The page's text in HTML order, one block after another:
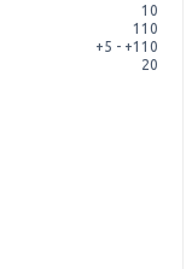
10
110
+5 - +110
20